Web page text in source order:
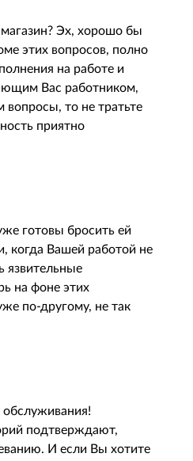
Эх, хорошо бы
этих вопросов, полно
на работе и
Вас работником,
вопросы, то не тратьте
приятно
готовы бросить ей
когда Вашей работой не
язвительные
на фоне этих
по-другому, не так
обслуживания!
подтверждают,
И если Вы хотите